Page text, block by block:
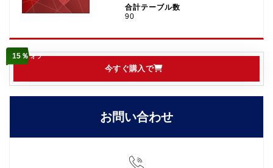
合計テーブル数
90
今すぐ購入で
15％オフ
お問い合わせ